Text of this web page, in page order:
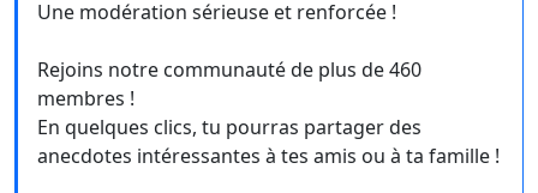
Une modération sérieuse et renforcée !
Rejoins notre communauté de plus de 460
membres !
En quelques clics, tu pourras partager des
anecdotes intéressantes à tes amis ou à ta famille !